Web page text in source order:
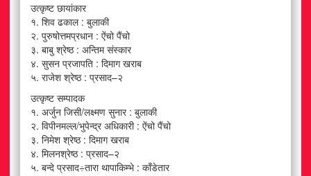
उत्कृष्ट छायांकार
१. शिव ढकाल : बुलाकी
२. पुरुषोत्तमप्रधान : ऐंचो पैंचो
३. बाबु श्रेष्ठ : अन्तिम संस्कार
४. सुसन प्रजापति : दिमाग खराब
५. राजेश श्रेष्ठ : प्रसाद–२
उत्कृष्ट सम्पादक
१. अर्जुन जिसी/लक्ष्मण सुनार : बुलाकी
२. विपीनमल्ल/भुपेन्द्र अधिकारी : ऐंचो पैंचो
३. निमेश श्रेष्ठ : दिमाग खराब
४. मिलनश्रेष्ठ : प्रसाद–२
५. बन्दे प्रसाद÷तारा थापाकिम्भे : काँडेतार